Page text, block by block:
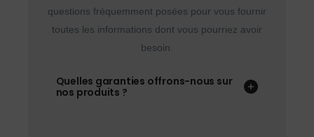
questions fréquemment posées pour vous fournir
toutes les informations dont vous pourriez avoir
besoin.
Quelles garanties offrons-nous sur
nos produits ?